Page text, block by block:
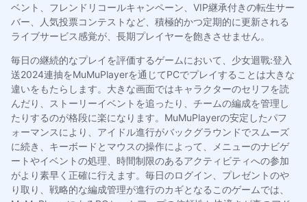
ベント、フレンドリコールキャンペーン、VIP継承付きの転生サー
バー、人気投票コンテストなど、積極的かつ定期的に更新される
ライブサービス感覚が、長期プレイヤーを飽きさせません。
毎日の継続的なプレイを評価するゲームにおいて、少女迴戰:登入
送2024連抽をMuMuPlayerを通じてPCでプレイすることは大きな
違いをもたらします。大きな画面ではキャラクターのセリフを読
んだり、ストーリーイベントを追ったり、チームの編成を管理し
たりするのが格段に楽になります。MuMuPlayerの安定したパフ
ォーマンスにより、アイドル進行がバックグラウンドでスムーズ
に続き、キーボードとマウスの操作によって、メニューのナビゲ
ートやイベントの処理、時間制限のあるアクティビティへの参加
がより素早く正確に行えます。毎日のログイン、プレゼントのや
り取り、戦略的な編成管理が進行のカギとなるこのゲームでは、